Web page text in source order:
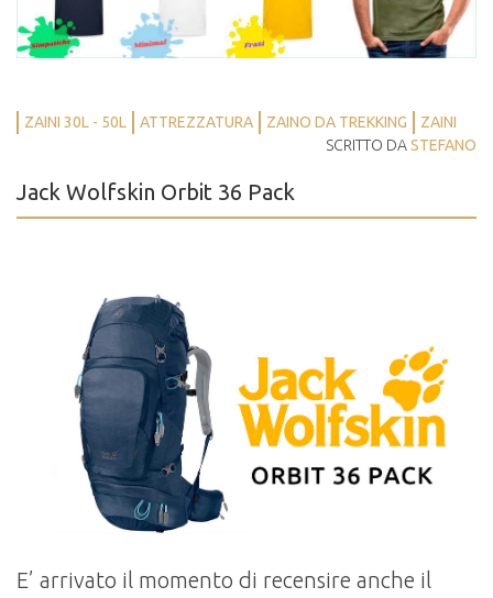
ZAINI 30L - 50L ATTREZZATURA ZAINO DA TREKKING
ZAINI
SCRITTO DASTEFANO
Jack Wolfskin Orbit 36 Pack
E’ arrivato il momento di recensire anche il